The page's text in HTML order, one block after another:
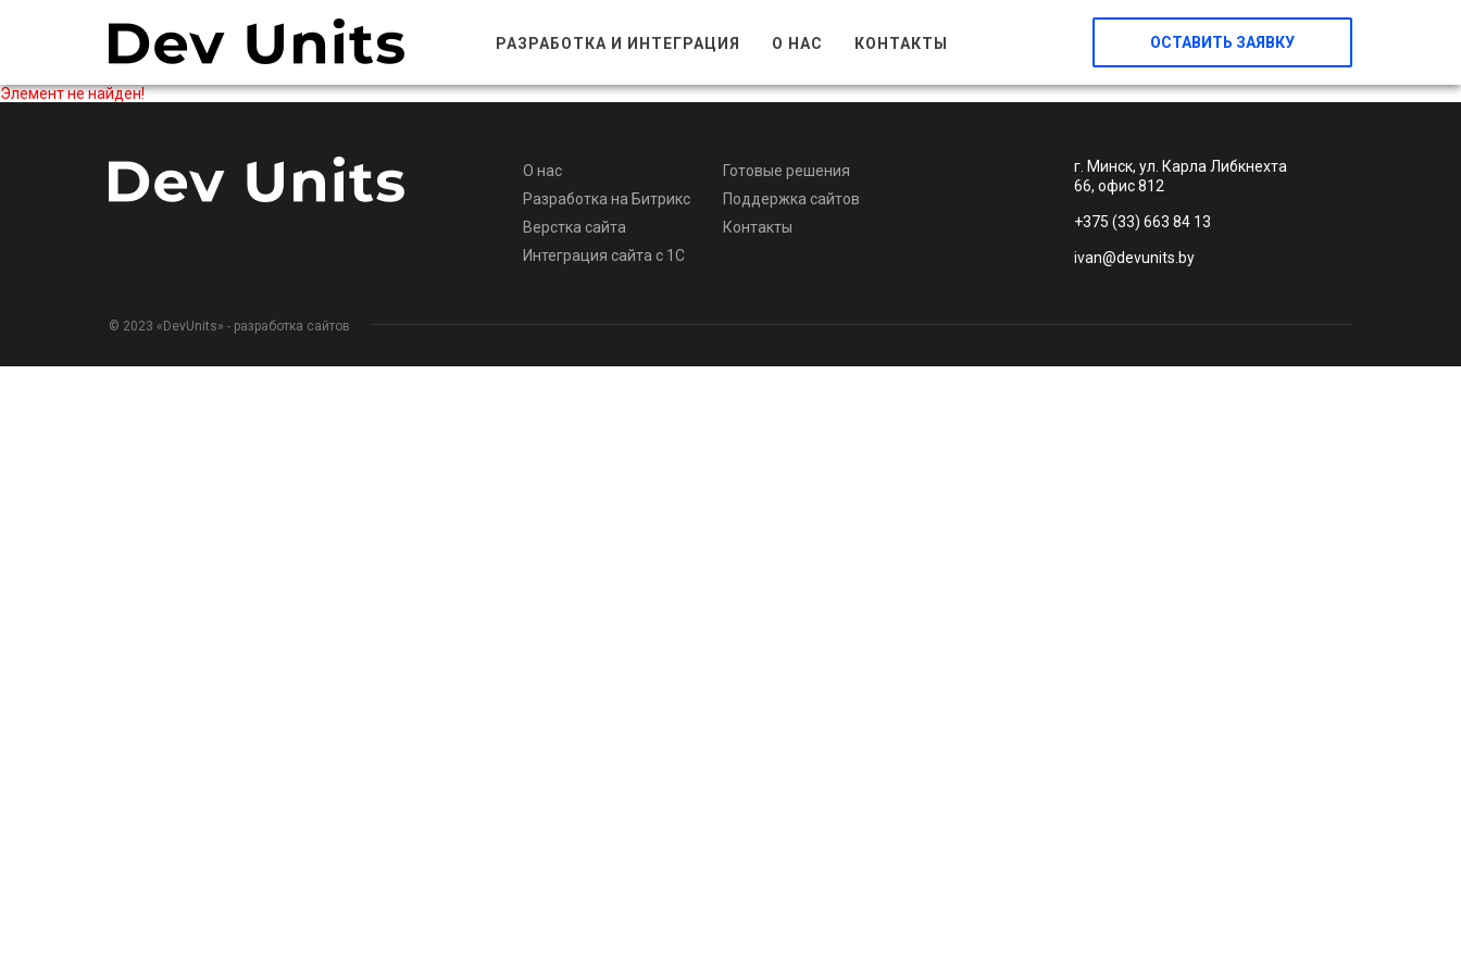
РАЗРАБОТКА И ИНТЕГРАЦИЯ О НАС КОНТАКТЫ ОСТАВИТЬ ЗАЯВКУ
Элемент не найден!
О нас
Разработка на Битрикс
Верстка сайта
Интеграция сайта с 1С
Готовые решения
Поддержка сайтов
Контакты
г. Минск, ул. Карла Либкнехта
66, офис 812
+375 (33) 663 84 13
ivan@devunits.by
© 2023 «DevUnits» - разработка сайтов